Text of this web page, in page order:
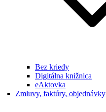
Bez kriedy
Digitálna knižnica
eAktovka
Zmluvy, faktúry, objednávky